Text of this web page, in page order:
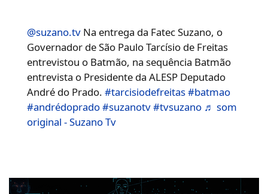
@suzano.tv Na entrega da Fatec Suzano, o
Governador de São Paulo Tarcísio de Freitas
entrevistou o Batmão, na sequência Batmão
entrevista o Presidente da ALESP Deputado
André do Prado.#tarcisiodefreitas#batmao
#andrédoprado#suzanotv#tvsuzano ♬ som
original - Suzano Tv